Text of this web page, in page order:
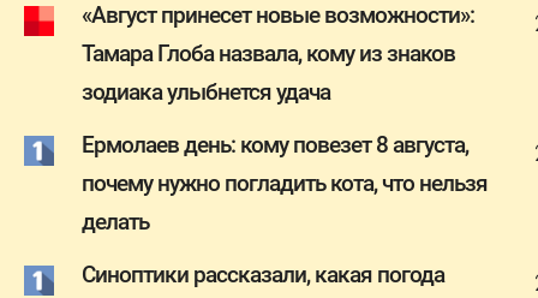
«Август принесет новые возможности»:
Тамара Глоба назвала, кому из знаков
зодиака улыбнется удача
Ермолаев день: кому повезет 8 августа,
почему нужно погладить кота, что нельзя
делать
Синоптики рассказали, какая погода